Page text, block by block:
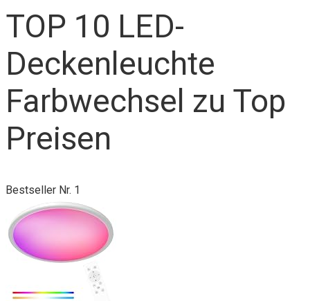
TOP 10 LED-
Deckenleuchte
Farbwechsel zu Top
Preisen
Bestseller Nr. 1